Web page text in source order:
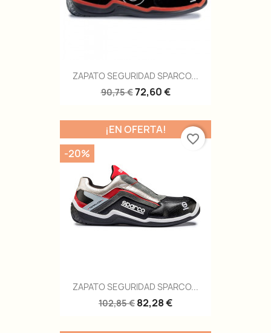
ZAPATO SEGURIDAD SPARCO...
90,75 €72,60 €
ZAPATO SEGURIDAD SPARCO...
102,85 € 82,28 €
¡EN OFERTA!
-20%
favorite_border